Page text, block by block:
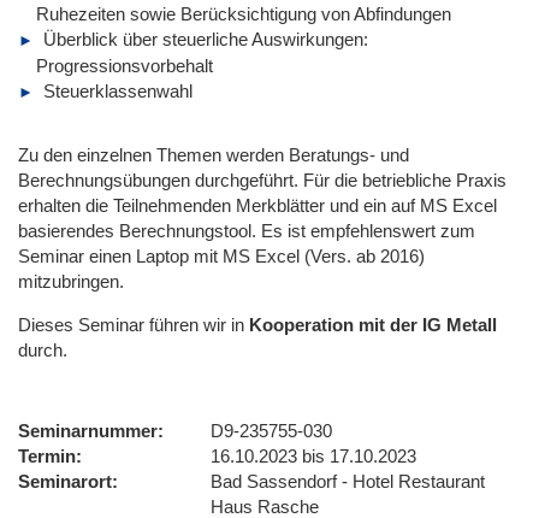
Ruhezeiten sowie Berücksichtigung von Abfindungen
Überblick über steuerliche Auswirkungen:
Progressionsvorbehalt
Steuerklassenwahl
Zu den einzelnen Themen werden Beratungs- und
Berechnungsübungen durchgeführt. Für die betriebliche Praxis
erhalten die Teilnehmenden Merkblätter und ein auf MS Excel
basierendes Berechnungstool. Es ist empfehlenswert zum
Seminar einen Laptop mit MS Excel (Vers. ab 2016)
mitzubringen.
Dieses Seminar führen wir in Kooperation mit der IG Metall
durch.
Seminarnummer
D9-235755-030
Termin
16.10.2023 bis 17.10.2023
Seminarort
Bad Sassendorf - Hotel Restaurant
Haus Rasche